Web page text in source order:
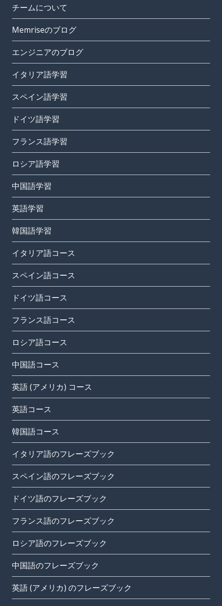
チームについて
Memriseのブログ
エンジニアのブログ
イタリア語学習
スペイン語学習
ドイツ語学習
フランス語学習
ロシア語学習
中国語学習
英語学習
韓国語学習
イタリア語コース
スペイン語コース
ドイツ語コース
フランス語コース
ロシア語コース
中国語コース
英語 (アメリカ) コース
英語コース
韓国語コース
イタリア語のフレーズブック
スペイン語のフレーズブック
ドイツ語のフレーズブック
フランス語のフレーズブック
ロシア語のフレーズブック
中国語のフレーズブック
英語 (アメリカ) のフレーズブック